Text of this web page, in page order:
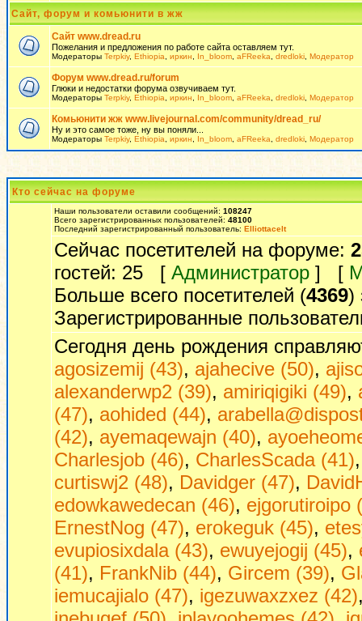
Сайт, форум и комьюнити в жж
Сайт www.dread.ru
Пожелания и предложения по работе сайта оставляем тут.
Модераторы Terpkiy, Ethiopia иркин In_bloom aFReeka dredloki Модератор
Форум www.dread.ru/forum
Глюки и недостатки форума озвучиваем тут.
Модераторы Terpkiy, Ethiopia иркин In_bloom aFReeka dredloki Модератор
Комьюнити жж www.livejournal.com/community/dread_ru/
Ну и это самое тоже, ну вы поняли...
Модераторы Terpkiy, Ethiopia иркин In_bloom aFReeka dredloki Модератор
Кто сейчас на форуме
Наши пользователи оставили сообщений: 108247
Всего зарегистрированных пользователей: 48100
Последний зарегистрированный пользователь: Elliottacelt
Сейчас посетителей на форуме:
гостей: 25 [ Администратор ] [
Больше всего посетителей (4369)
Зарегистрированные
Сегодня день рождения
agosizemij (43), ajahecive (50),
alexanderwp2 (39), amiriqigiki (49),
(47), aohided (44),
(42), ayemaqewajn (40),
Charlesjob (46), CharlesScada (41)
curtiswj2 (48), Davidger (47),
edowkawedecan (46), ejgorutiroipo
ErnestNog (47), erokeguk (45),
evupiosixdala (43), ewuyejogij (45),
(41), FrankNib (44), Gircem (39),
iemucajialo (47), igezuwaxzxez (42)